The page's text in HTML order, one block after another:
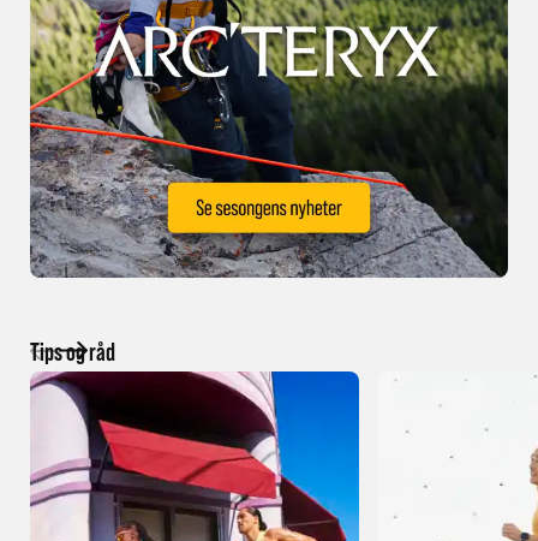
Tips og råd